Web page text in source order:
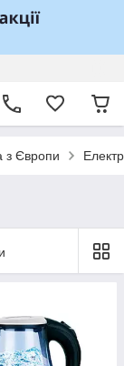
з Європи